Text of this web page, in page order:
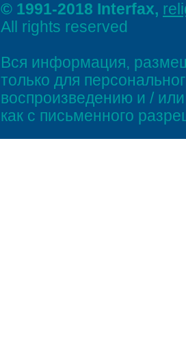
© 1991-2018 Interfax,
All rights reserved
Вся информация,
только для
воспроизведению и /
как с письменного